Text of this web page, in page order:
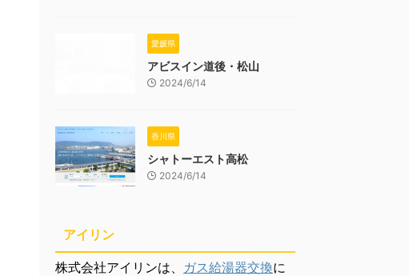
愛媛県
アビスイン道後・松山
2024/6/14
香川県
シャトーエスト高松
2024/6/14
アイリン
株式会社アイリンは、 ガス給湯器交換に